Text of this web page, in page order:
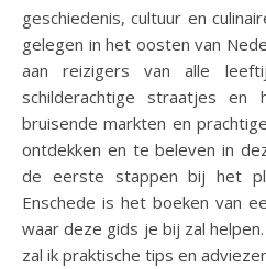
geschiedenis, cultuur en
gelegen in het oosten van
aan reizigers van alle
schilderachtige straatjes en
bruisende markten en
ontdekken en te beleven in
de eerste stappen bij het
Enschede is het boeken van
waar deze gids je bij zal
zal ik praktische tips en